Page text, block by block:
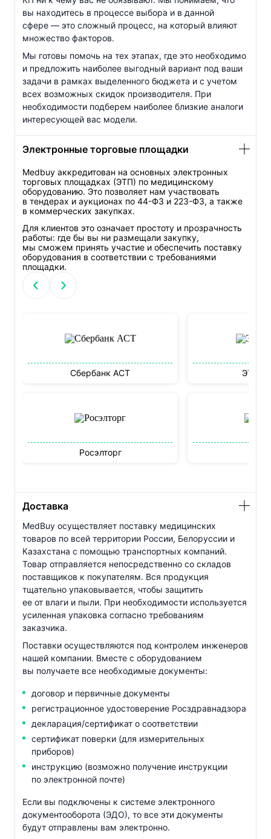
вы находитесь в процессе выбора и в данной
сфере — это сложный процесс, на который влияют
множество факторов.
Мы готовы помочь на тех этапах, где это необходимо
и предложить наиболее выгодный вариант под ваши
задачи в рамках выделенного бюджета и с учетом
всех возможных скидок производителя. При
необходимости подберем наиболее близкие аналоги
интересующей вас модели.
Электронные торговые площадки
Medbuy аккредитован на основных электронных
торговых площадках (ЭТП) по медицинскому
оборудованию. Это позволяет нам участвовать
в тендерах и аукционах по 44-ФЗ и 223-ФЗ, а также
в коммерческих закупках.
Для клиентов это означает простоту и прозрачность
работы: где бы вы ни размещали закупку,
мы сможем принять участие и обеспечить поставку
оборудования в соответствии с требованиями
площадки.
Сбербанк АСТ
Росэлторг
ЭТП
Доставка
MedBuy осуществляет поставку медицинских
товаров по всей территории России, Белоруссии и
Казахстана с помощью транспортных компаний.
Товар отправляется непосредственно со складов
поставщиков к покупателям. Вся продукция
тщательно упаковывается, чтобы защитить
ее от влаги и пыли. При необходимости используется
усиленная упаковка согласно требованиям
заказчика.
Поставки осуществляются под контролем инженеров
нашей компании. Вместе с оборудованием
вы получаете все необходимые документы:
договор и первичные документы
регистрационное удостоверение Росздравнадзора
декларация/сертификат о соответствии
сертификат поверки (для измерительных
приборов)
инструкцию (возможно получение инструкции
по электронной почте)
Если вы подключены к системе электронного
документооборота (ЭДО), то все эти документы
будут отправлены вам электронно.